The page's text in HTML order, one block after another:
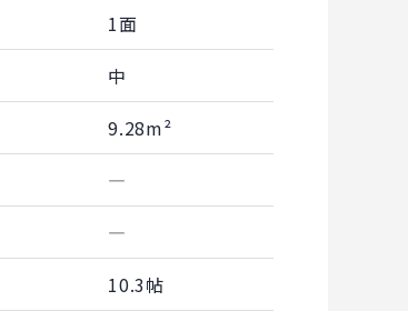
1面
中
9.28m²
―
―
10.3帖